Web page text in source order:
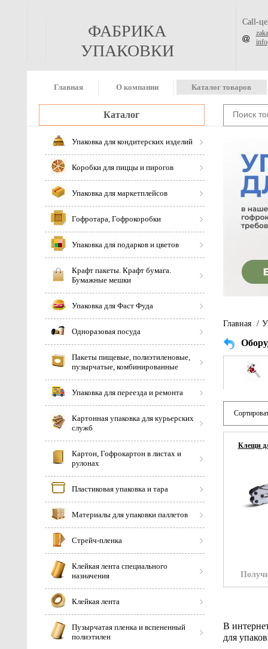
ФАБРИКА
УПАКОВКИ
Call-
Главная О компании Каталог товаров
Каталог
Упаковка для кондитерских изделий
Коробки для пиццы и пирогов
Упаковка для маркетплейсов
Гофротара, Гофрокоробки
Упаковка для подарков и цветов
Крафт пакеты. Крафт бумага.
Бумажные мешки
Упаковка для Фаст Фуда
Одноразовая посуда
Пакеты пищевые, полиэтиленовые,
пузырчатые, комбинированные
Упаковка для переезда и ремонта
Картонная упаковка для курьерских
служб
Картон, Гофрокартон в листах и
рулонах
Пластиковая упаковка и тара
Материалы для упаковки паллетов
Стрейч-пленка
Клейкая лента специального
назначения
Клейкая лента
Пузырчатая пленка и вспененный
полиэтилен
Главная /
Клещи
В
для